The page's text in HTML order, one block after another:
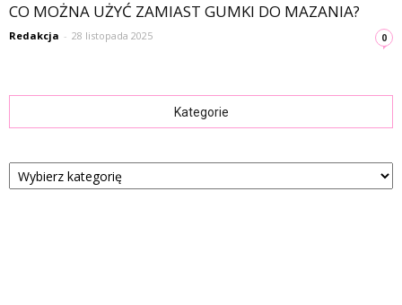
CO MOŻNA UŻYĆ ZAMIAST GUMKI DO MAZANIA?
Redakcja - 28 listopada 2025 0
Kategorie
Kategorie